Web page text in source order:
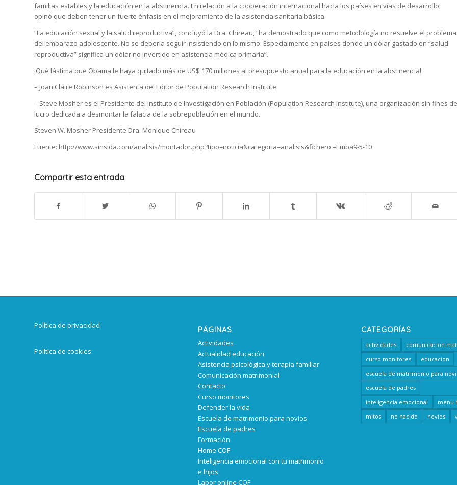
familias estables y la educación en la abstinencia. En relación a la cooperación internacional hacia los países en vías de desarrollo,
opinó que deben tener un fuerte énfasis en el mejoramiento de la asistencia sanitaria básica.
“La educación sexual y la salud reproductiva”, concluyó la Dra. Chireau, “ha demostrado que como metodología no resuelve el problema
del embarazo adolescente. No se debería seguir insistiendo en lo mismo. Especialmente en países donde un dólar gastado en “salud
reproductiva” significa un dólar no invertido en asistencia médica primaria”.
¡Qué lástima que Obama le haya quitado más de US$ 170 millones al presupuesto anual para la educación en la abstinencia!
– Joan Claire Robinson es Asistenta del Editor de Population Research Institute.
– Steve Mosher es el Presidente del Instituto de Investigación en Población (Population Research Institute), una organización sin fines de
lucro dedicada a desmontar la falacia de la sobrepoblación en el mundo.
Steven W. Mosher Presidente Dra. Monique Chireau
Fuente: http://www.sinsida.com/analisis/montador.php?tipo=noticia&categoria=analisis&fichero =Emba9-5-10
Compartir esta entrada
Política de privacidad
Política de cookies
PÁGINAS
Actividades
Actualidad educación
Asistencia psicológica y terapia familiar
Comunicación matrimonial
Contacto
Curso monitores
Defender la vida
Escuela de matrimonio para novios
Escuela de padres
Formación
Home COF
Inteligencia emocional con tu matrimonio
e hijos
Labor online COF
CATEGORÍAS
actividades
comunicacion
curso monitores
educacion
escuela de matrimonio para
escuela de padres
inteligencia emocional
menu
mitos
no nacido novios